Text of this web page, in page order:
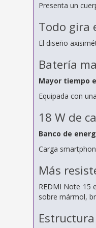
Presenta un
Todo gira
El diseño
Batería
Mayor tiempo
Equipada con
18 W de
Banco de
Carga
Más
REDMI Note 15
sobre mármol,